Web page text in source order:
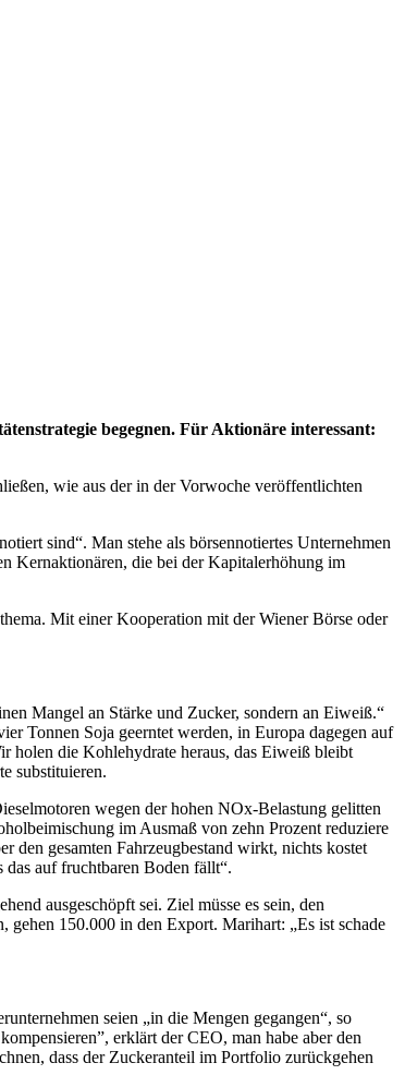
begegnen. Für Aktionäre interessant:
wie aus der in der Vorwoche veröffentlichten
sind“. Man stehe als börsennotiertes Unternehmen
Kernaktionären, die bei der Kapitalerhöhung im
Mit einer Kooperation mit der Wiener Börse oder
Mangel an Stärke und Zucker, sondern an Eiweiß.“
Tonnen Soja geerntet werden, in Europa dagegen auf
holen die Kohlehydrate heraus, das Eiweiß bleibt
substituieren.
wegen der hohen NOx-Belastung gelitten
im Ausmaß von zehn Prozent reduziere
den gesamten Fahrzeugbestand wirkt, nichts kostet
auf fruchtbaren Boden fällt“.
ausgeschöpft sei. Ziel müsse es sein, den
150.000 in den Export. Marihart: „Es ist schade
seien „in die Mengen gegangen“, so
erklärt der CEO, man habe aber den
dass der Zuckeranteil im Portfolio zurückgehen